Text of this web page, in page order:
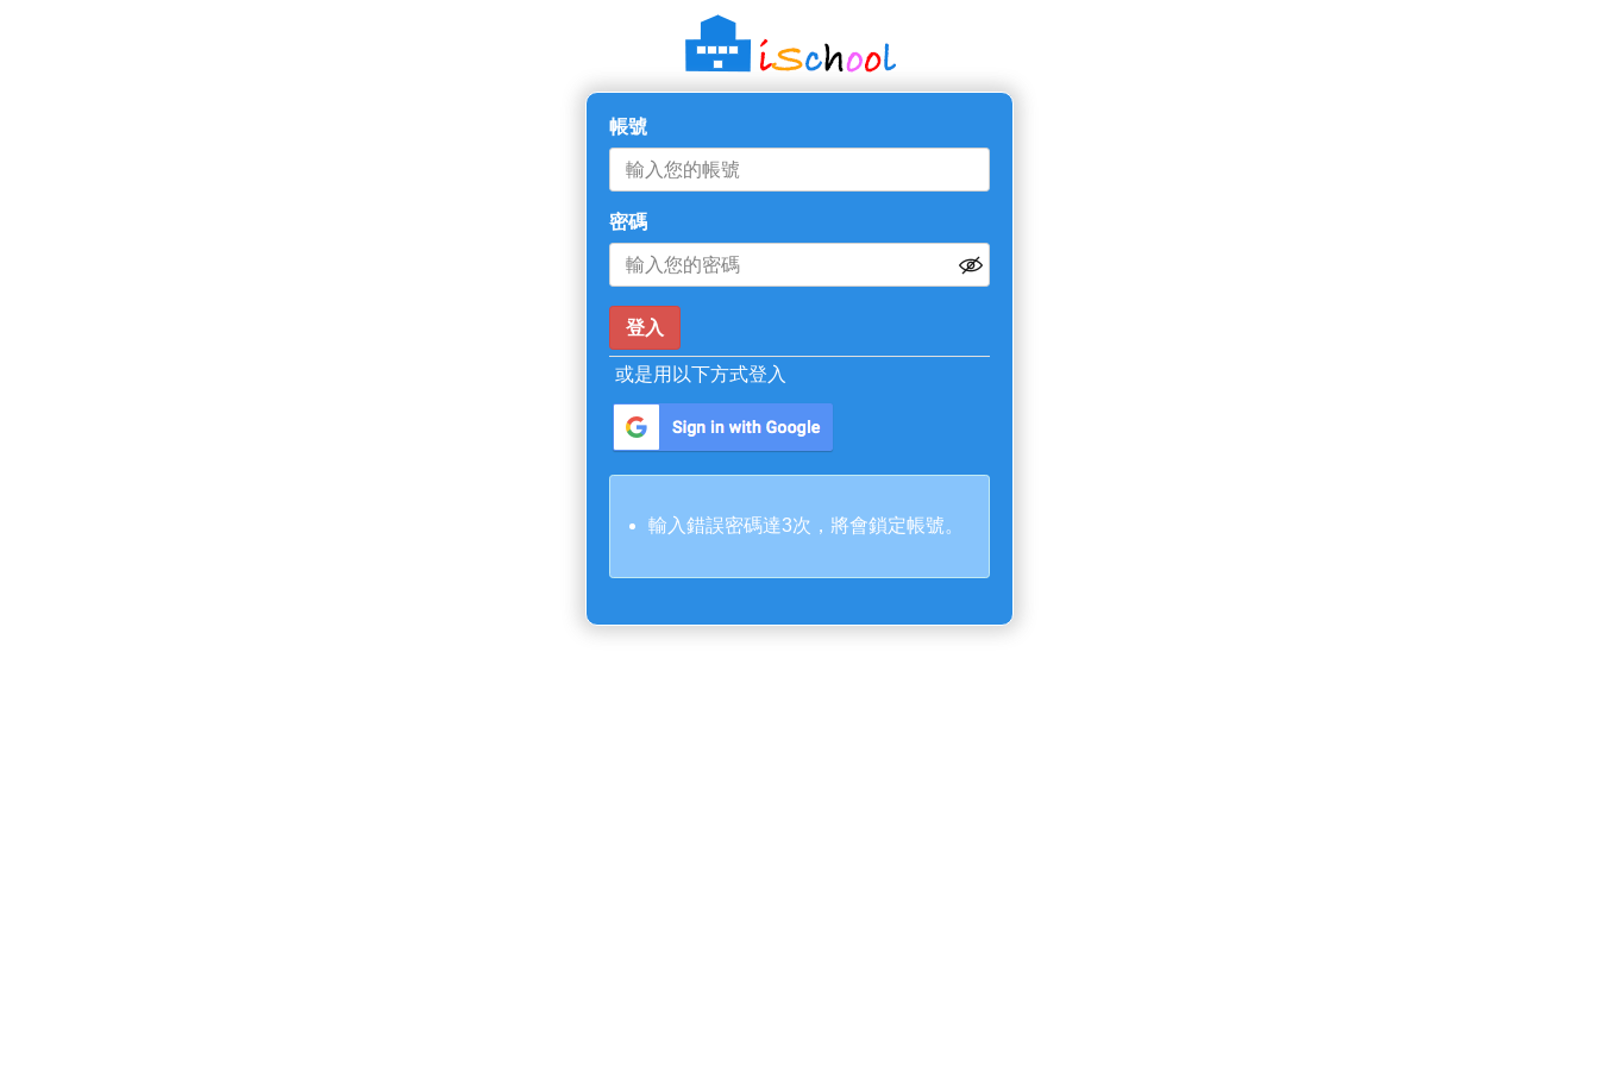
帳號
密碼
或是用以下方式登入
輸入錯誤密碼達3次，將會鎖定帳號。